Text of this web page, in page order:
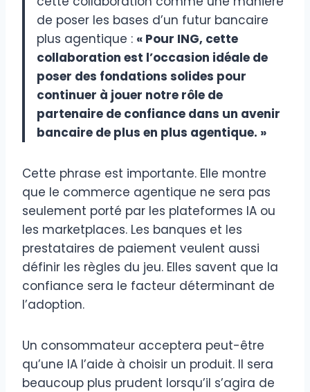
de poser les bases d’un futur bancaire
plus agentique : « Pour ING, cette
collaboration est l’occasion idéale de
poser des fondations solides pour
continuer à jouer notre rôle de
partenaire de confiance dans un avenir
bancaire de plus en plus agentique. »
Cette phrase est importante. Elle montre
que le commerce agentique ne sera pas
seulement porté par les plateformes IA ou
les marketplaces. Les banques et les
prestataires de paiement veulent aussi
définir les règles du jeu. Elles savent que la
confiance sera le facteur déterminant de
l’adoption.
Un consommateur acceptera peut-être
qu’une IA l’aide à choisir un produit. Il sera
beaucoup plus prudent lorsqu’il s’agira de